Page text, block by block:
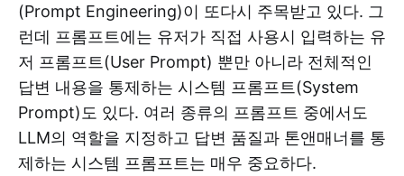
(Prompt Engineering)이 또다시 주목받고 있다. 그
런데 프롬프트에는 유저가 직접 사용시 입력하는 유
저 프롬프트(User Prompt) 뿐만 아니라 전체적인
답변 내용을 통제하는 시스템 프롬프트(System
Prompt)도 있다. 여러 종류의 프롬프트 중에서도
LLM의 역할을 지정하고 답변 품질과 톤앤매너를 통
제하는 시스템 프롬프트는 매우 중요하다.